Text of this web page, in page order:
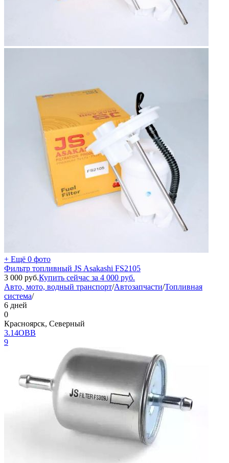
+ Ещё 0 фото
Фильтр топливный JS Asakashi FS2105
3 000 руб.Купить сейчас за 4 000 руб.
Авто, мото, водный транспорт/Автозапчасти/Топливная
система/
6 дней
0
Красноярск, Северный
3.14ОВВ
9